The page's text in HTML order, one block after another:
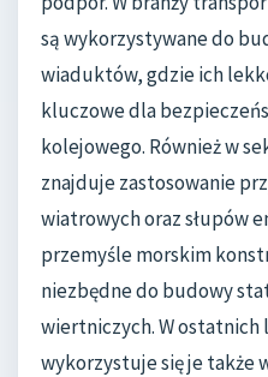
są wykorzystywane do
wiaduktów, gdzie ich
kluczowe dla
kolejowego. Również w
znajduje zastosowanie
wiatrowych oraz słupów
przemyśle morskim
niezbędne do budowy
wiertniczych. W ostatnich
wykorzystuje się je także